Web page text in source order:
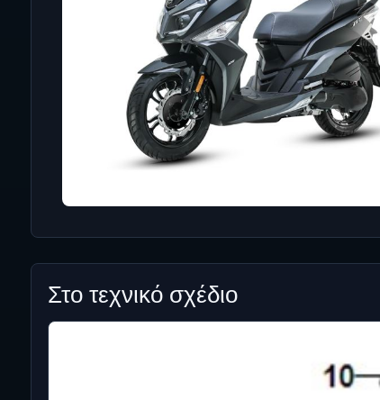
Στο τεχνικό σχέδιο